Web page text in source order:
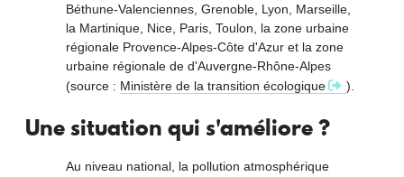
Béthune-Valenciennes, Grenoble, Lyon, Marseille,
la Martinique, Nice, Paris, Toulon, la zone urbaine
régionale Provence-Alpes-Côte d'Azur et la zone
urbaine régionale de d'Auvergne-Rhône-Alpes
(source : Ministère de la transition écologique ).
Une situation qui s'améliore ?
Au niveau national, la pollution atmosphérique